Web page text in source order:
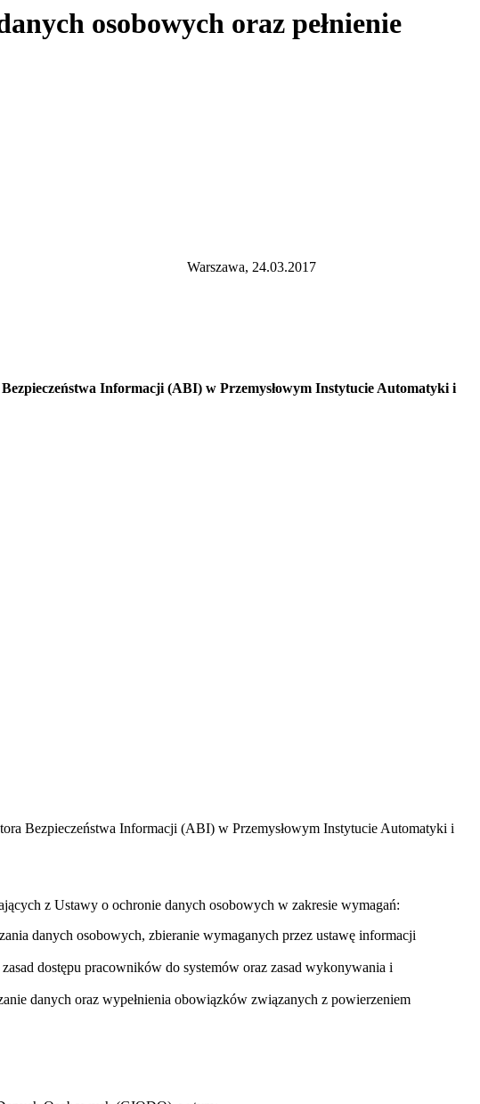
osobowych oraz pełnienie
Warszawa, 24.03.2017
Informacji (ABI) w Przemysłowym Instytucie Automatyki i
Bezpieczeństwa Informacji (ABI) w Przemysłowym Instytucie Automatyki i
z Ustawy o ochronie danych osobowych w zakresie wymagań:
danych osobowych, zbieranie wymaganych przez ustawę informacji
dostępu pracowników do systemów oraz zasad wykonywania i
danych oraz wypełnienia obowiązków związanych z powierzeniem